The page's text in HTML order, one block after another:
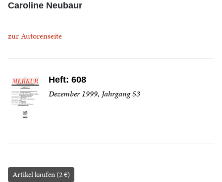
Caroline Neubaur
zur Autorenseite
Heft: 608
Dezember 1999, Jahrgang 53
Artikel kaufen (2 €)